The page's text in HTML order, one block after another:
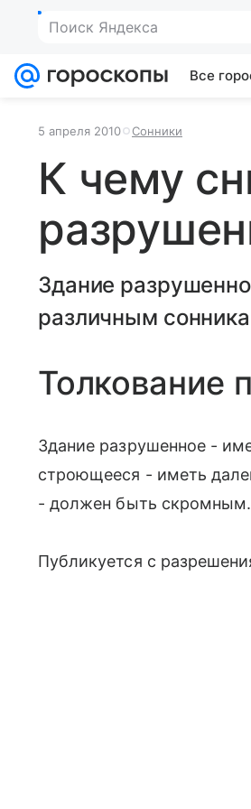
Поиск Яндекса
Все
5 апреля 2010 Сонники
К чему
Здание
различным
Толкование
Здание разрушенное -
строющееся - иметь
- должен быть скромным.
Публикуется с